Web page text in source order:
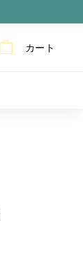
カート